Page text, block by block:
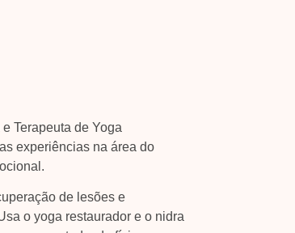
Terapeuta de Yoga
experiências na área do
de lesões e
o yoga restaurador e o nidra